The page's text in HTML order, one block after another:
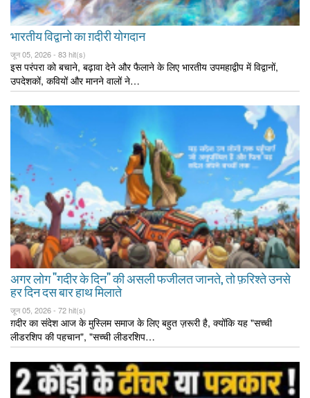
भारतीय विद्वानो का ग़दीरी योगदान
जून 05, 2026 - 83 hit(s)
इस परंपरा को बचाने, बढ़ावा देने और फैलाने के लिए भारतीय उपमहाद्वीप में विद्वानों,
उपदेशकों, कवियों और मानने वालों ने…
अगर लोग "गदीर के दिन" की असली फजीलत जानते, तो फ़रिश्ते उनसे
हर दिन दस बार हाथ मिलाते
जून 05, 2026 - 72 hit(s)
ग़दीर का संदेश आज के मुस्लिम समाज के लिए बहुत ज़रूरी है, क्योंकि यह "सच्ची
लीडरशिप की पहचान", "सच्ची लीडरशिप…